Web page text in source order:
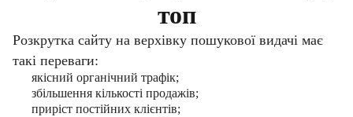
топ
Розкрутка сайту на верхівку пошукової видачі має
такі переваги:
якісний органічний трафік;
збільшення кількості продажів;
приріст постійних клієнтів;